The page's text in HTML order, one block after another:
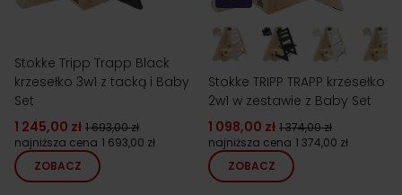
Stokke Tripp Trapp Black
krzesełko 3w1 z tacką i Baby
Set
1 245,00 zł 1 693,00 zł
najniższa cena 1 693,00 zł
ZOBACZ
Stokke TRIPP TRAPP krzesełko
2w1 w zestawie z Baby Set
1 098,00 zł 1 374,00 zł
najniższa cena 1 374,00 zł
ZOBACZ